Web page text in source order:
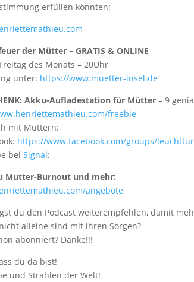
erfüllen könnten:
der Mütter – GRATIS & ONLINE
des Monats – 20Uhr
unter: https://www.muetter-insel.de
Akku-Aufladestation für Mütter – 9
freebie
mit Müttern:
https://www.facebook.com/groups/
beiSignal:
Mutter-Burnout und mehr:
angebote
du den Podcast weiterempfehlen, damit
alleine sind mit ihren Sorgen?
abonniert? Danke!!!
du da bist!
und Strahlen der Welt!